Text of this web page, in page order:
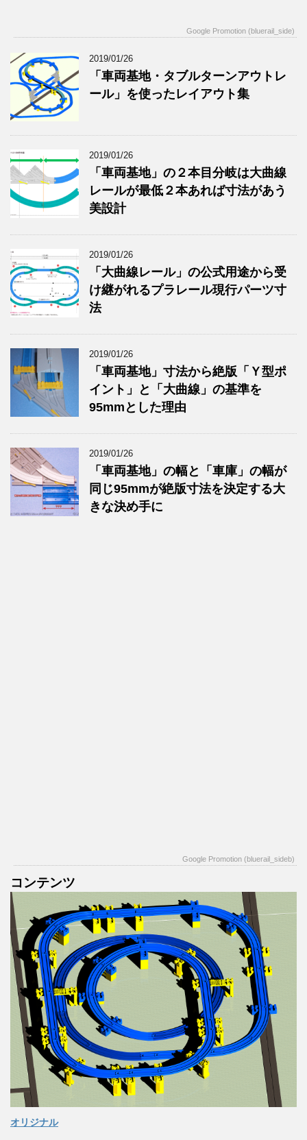
Google Promotion (bluerail_side)
2019/01/26
「車両基地・タブルターンアウトレ
ール」を使ったレイアウト集
2019/01/26
「車両基地」の２本目分岐は大曲線
レールが最低２本あれば寸法があう
美設計
2019/01/26
「大曲線レール」の公式用途から受
け継がれるプラレール現行パーツ寸
法
2019/01/26
「車両基地」寸法から絶版「Ｙ型ポ
イント」と「大曲線」の基準を
95mmとした理由
2019/01/26
「車両基地」の幅と「車庫」の幅が
同じ95mmが絶版寸法を決定する大
きな決め手に
Google Promotion (bluerail_sideb)
コンテンツ
オリジナル